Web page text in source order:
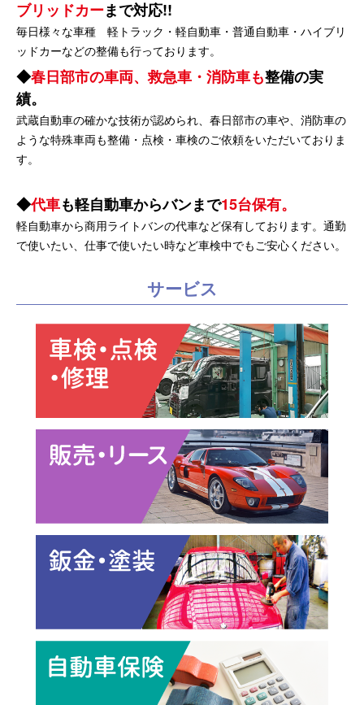
ブリッドカーまで対応!!
毎日様々な車種 軽トラック・軽自動車・普通自動車・ハイブリ
ッドカーなどの整備も行っております。
春日部市の車両、救急車・消防車も整備の実
績。
武蔵自動車の確かな技術が認められ、春日部市の車や、消防車の
ような特殊車両も整備・点検・車検のご依頼をいただいておりま
す。
代車も軽自動車からバンまで15台保有。
軽自動車から商用ライトバンの代車など保有しております。通勤
で使いたい、仕事で使いたい時など車検中でもご安心ください。
サービス